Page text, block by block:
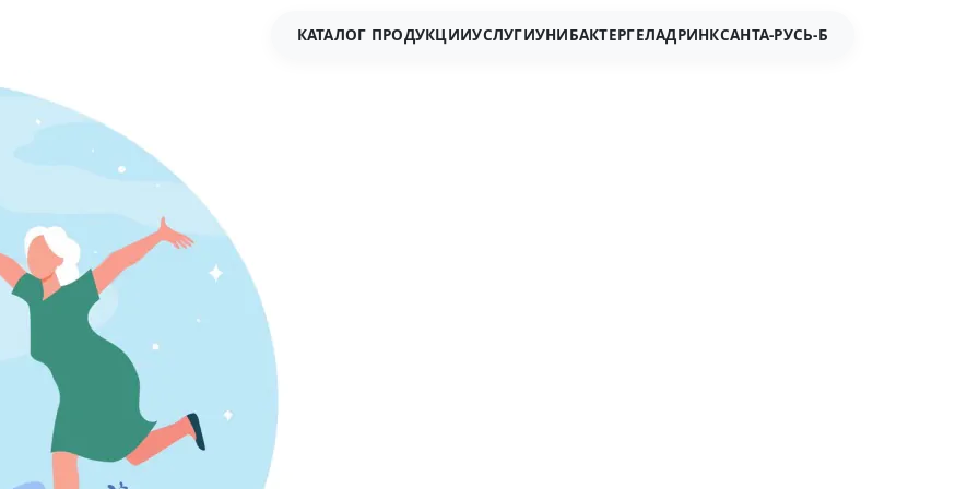
КАТАЛОГ ПРОДУКЦИИУСЛУГИУНИБАКТЕРГЕЛАДРИНКСАНТА-РУСЬ-Б